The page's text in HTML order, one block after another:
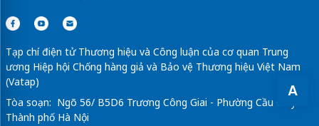
A
Tạp chí điện tử Thương hiệu và Công luận của cơ quan Trung
ương Hiệp hội Chống hàng giả và Bảo vệ Thương hiệu Việt Nam
(Vatap)
Tòa soạn: Ngõ 56/ B5D6 Trương Công Giai - Phường Cầu Giấy -
Thành phố Hà Nội